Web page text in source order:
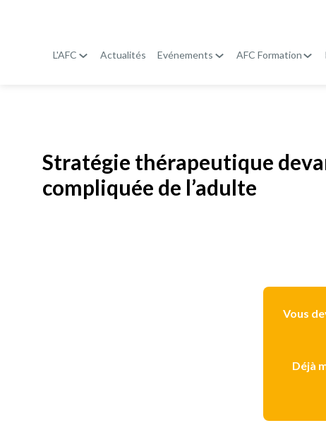
L'AFC Actualités Evénements AFC Formation
Stratégie thérapeutique
compliquée de l’adulte
Vous
Déjà